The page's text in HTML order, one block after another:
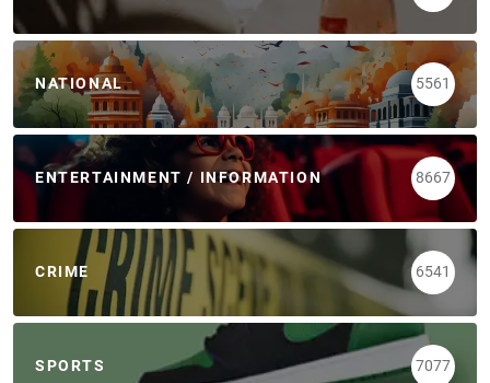
NATIONAL 5561
ENTERTAINMENT / INFORMATION 8667
CRIME 6541
SPORTS 7077